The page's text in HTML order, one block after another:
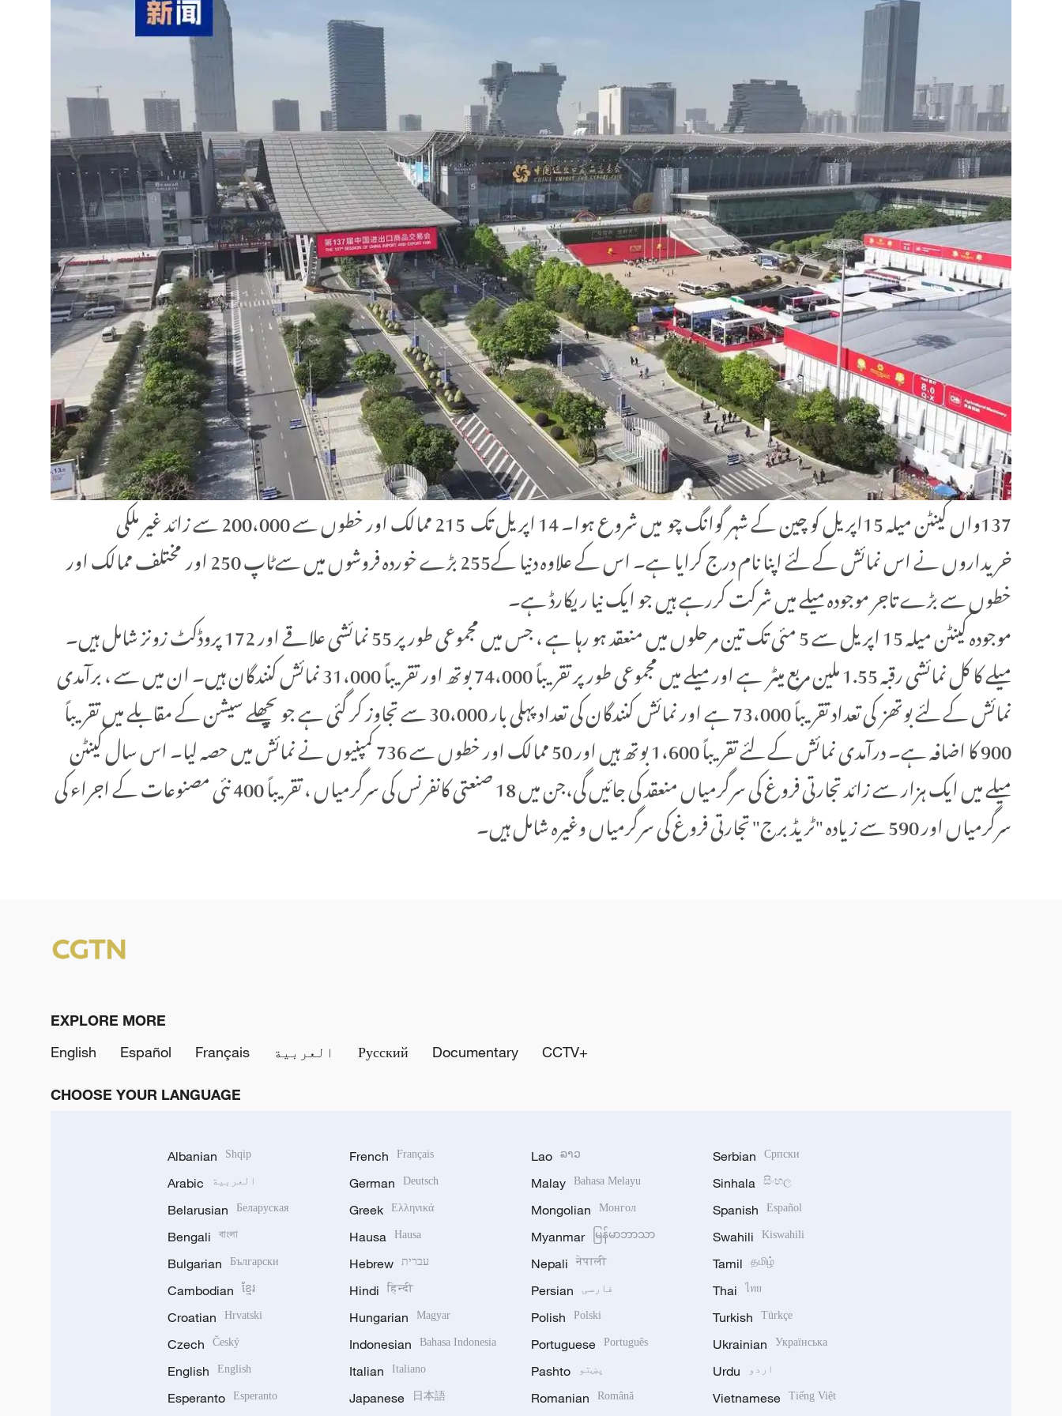
137واں کینٹن میلہ 15اپریل کو چین کے شہر گوانگ چو میں شروع ہوا۔ 14 اپریل تک 215 ممالک اور خطوں سے 200،000 سے زائد غیر ملکی
خریداروں نے اس نمائش کے لئے اپنا نام درج کرایا ہے۔ اس کے علاوہ دنیا کے255 بڑے خوردہ فروشوں میں سےٹاپ 250 اور مختلف ممالک اور
خطوں سے بڑے تاجر موجودہ میلے میں شرکت کررہے ہیں جو ایک نیا ریکارڈ ہے۔
موجودہ کینٹن میلہ 15 اپریل سے 5 مئی تک تین مرحلوں میں منعقد ہو رہا ہے ، جس میں مجموعی طور پر 55 نمائشی علاقے اور 172 پروڈکٹ زونز شامل ہیں۔
میلے کا کل نمائشی رقبہ 1.55 ملین مربع میٹر ہے اور میلے میں مجموعی طور پر تقریباً 74،000 بوتھ اور تقریباً 31،000 نمائش کنندگان ہیں۔ ان میں سے ، برآمدی
نمائش کے لئے بوتھز کی تعداد تقریباً 73،000 ہے اور نمائش کنندگان کی تعداد پہلی بار 30،000 سے تجاوز کر گئی ہے جو پچھلے سیشن کے مقابلے میں تقریباً
900 کا اضافہ ہے۔ درآمدی نمائش کے لئے تقریباً 1،600 بوتھ ہیں اور 50 ممالک اور خطوں سے 736 کمپنیوں نے نمائش میں حصہ لیا۔ اس سال کینٹن
میلے میں ایک ہزار سے زائد تجارتی فروغ کی سرگرمیاں منعقد کی جائیں گی،جن میں 18 صنعتی کانفرنس کی سرگرمیاں ، تقریباً 400 نئی مصنوعات کے اجراء کی
سرگرمیاں اور 590 سے زیادہ "ٹریڈ برج" تجارتی فروغ کی سرگرمیاں وغیرہ شامل ہیں۔
EXPLORE MORE
English
Español Français العربية Русский Documentary CCTV+
CHOOSE YOUR LANGUAGE
Albanian Shqip
Arabic العربية
Belarusian Беларуская
Bengali বাংলা
Bulgarian Български
Cambodian ខ្មែរ
Croatian Hrvatski
Czech Český
English English
Esperanto Esperanto
French Français
German Deutsch
Greek Ελληνικά
Hausa Hausa
Hebrew עברית
Hindi हिन्दी
Hungarian Magyar
Indonesian Bahasa Indonesia
Italian Italiano
Japanese 日本語
Lao ລາວ
Malay Bahasa Melayu
Mongolian Монгол
Myanmar မြန်မာဘာသာ
Nepali नेपाली
Persian فارسی
Polish Polski
Portuguese Português
Pashto پښتو
Romanian Română
Serbian Српски
Sinhala සිංහල
Spanish Español
Swahili Kiswahili
Tamil தமிழ்
Thai ไทย
Turkish Türkçe
Ukrainian Українська
Urdu اردو
Vietnamese Tiếng Việt